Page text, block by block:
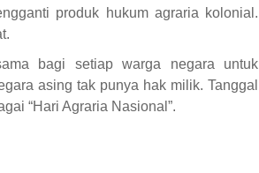
produk hukum agraria kolonial.
bagi setiap warga negara untuk
asing tak punya hak milik. Tanggal
“Hari Agraria Nasional”.